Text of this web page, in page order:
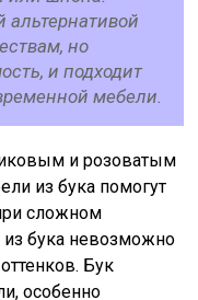
альтернативой
но
и подходит
мебели.
и розоватым
из бука помогут
сложном
бука невозможно
Бук
особенно